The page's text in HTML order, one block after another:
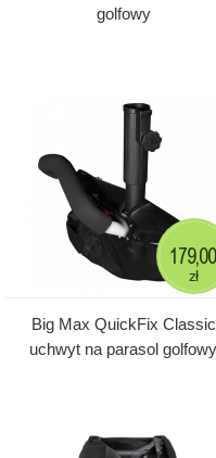
golfowy
Big Max QuickFix Classic
uchwyt na parasol golfowy
179,00
zł